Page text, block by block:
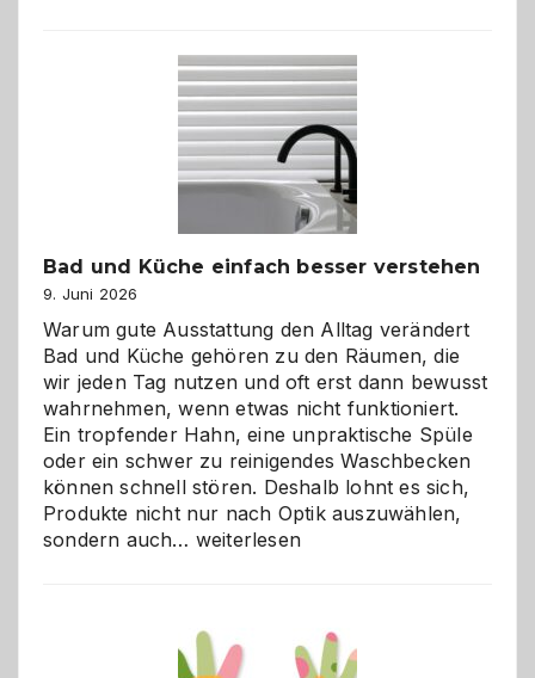
Bad und Küche einfach besser verstehen
9. Juni 2026
Warum gute Ausstattung den Alltag verändert
Bad und Küche gehören zu den Räumen, die
wir jeden Tag nutzen und oft erst dann bewusst
wahrnehmen, wenn etwas nicht funktioniert.
Ein tropfender Hahn, eine unpraktische Spüle
oder ein schwer zu reinigendes Waschbecken
können schnell stören. Deshalb lohnt es sich,
Produkte nicht nur nach Optik auszuwählen,
sondern auch… Bad
besser
verstehen
weiterlesen